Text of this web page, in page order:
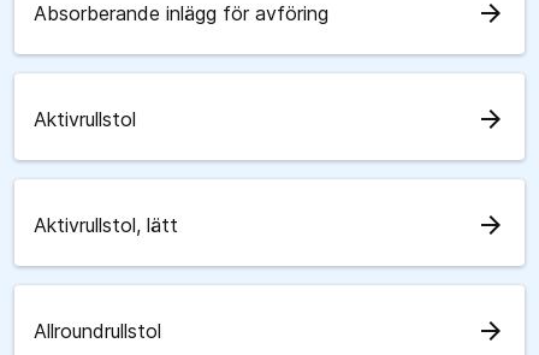
Absorberande inlägg för avföring arrow_forward
Aktivrullstol arrow_forward
Aktivrullstol, lätt arrow_forward
Allroundrullstol arrow_forward